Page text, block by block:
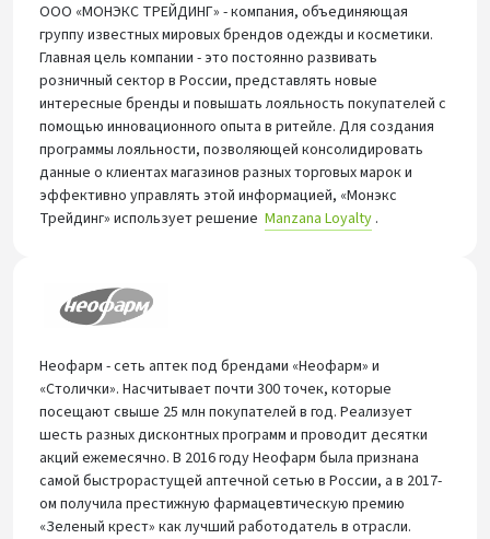
ООО «МОНЭКС ТРЕЙДИНГ» - компания, объединяющая
группу известных мировых брендов одежды и косметики.
Главная цель компании - это постоянно развивать
розничный сектор в России, представлять новые
интересные бренды и повышать лояльность покупателей с
помощью инновационного опыта в ритейле. Для создания
программы лояльности, позволяющей консолидировать
данные о клиентах магазинов разных торговых марок и
эффективно управлять этой информацией, «Монэкс
Трейдинг» использует решение Manzana Loyalty .
Неофарм - сеть аптек под брендами «Неофарм» и
«Столички». Насчитывает почти 300 точек, которые
посещают свыше 25 млн покупателей в год. Реализует
шесть разных дисконтных программ и проводит десятки
акций ежемесячно. В 2016 году Неофарм была признана
самой быстрорастущей аптечной сетью в России, а в 2017-
ом получила престижную фармацевтическую премию
«Зеленый крест» как лучший работодатель в отрасли.